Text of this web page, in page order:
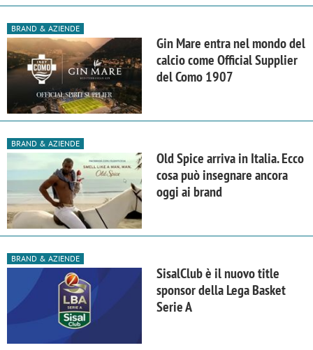
BRAND & AZIENDE
Gin Mare entra nel mondo del
calcio come Official Supplier
del Como 1907
BRAND & AZIENDE
Old Spice arriva in Italia. Ecco
cosa può insegnare ancora
oggi ai brand
BRAND & AZIENDE
SisalClub è il nuovo title
sponsor della Lega Basket
Serie A